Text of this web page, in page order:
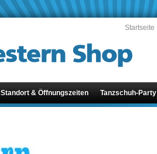
Startseite
Standort & Öffnungszeiten Tanzschuh-Party